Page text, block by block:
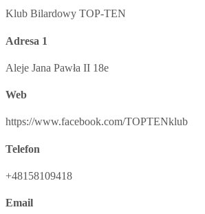
Klub Bilardowy TOP-TEN
Adresa 1
Aleje Jana Pawła II 18e
Web
https://www.facebook.com/TOPTENklub
Telefon
+48158109418
Email